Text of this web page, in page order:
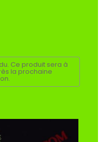
Ce produit sera à
la prochaine